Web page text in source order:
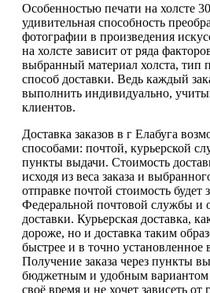
Особенностью печати на холсте
удивительная способность
фотографии в произведения
на холсте зависит от ряда
выбранный материал холста, тип
способ доставки. Ведь каждый
выполнить индивидуально,
клиентов.
Доставка заказов в г Елабуга
способами: почтой, курьерской
пункты выдачи. Стоимость
исходя из веса заказа и
отправке почтой стоимость будет
Федеральной почтовой службы и
доставки. Курьерская доставка,
дороже, но и доставка таким
быстрее и в точно установленное
Получение заказа через пункты
бюджетным и удобным вариантом
своё время и не хочет зависеть